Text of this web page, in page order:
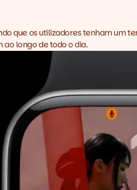
que os utilizadores tenham um
longo de todo o dia.